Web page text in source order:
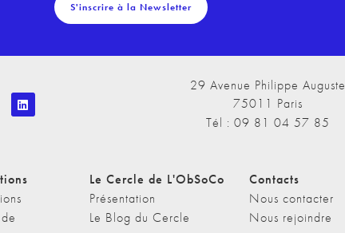
S'inscrire à la Newsletter
29 Avenue Philippe Auguste
75011 Paris
Tél : 09 81 04 57 85
Le Cercle de L'ObSoCo
Présentation
Le Blog du Cercle
Contacts
Nous contacter
Nous rejoindre